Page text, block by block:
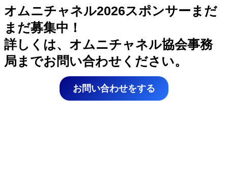
オムニチャネル2026スポンサーまだ
まだ募集中！
詳しくは、オムニチャネル協会事務
局までお問い合わせください。
お問い合わせをする